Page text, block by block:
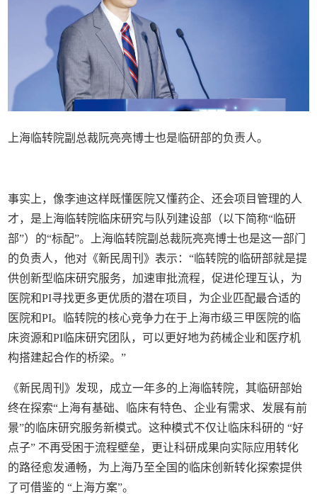
上海临转院副总裁阮亮亮博士也是临研部的负责人。
事实上，像李迪这样既懂医院又懂药企、还会项目管理的人
才，是上海临转院临床研究与队列建设部（以下简称“临研
部”）的“标配”。上海临转院副总裁阮亮亮博士也是这一部门
的负责人，他对《新民周刊》表示：“临转院的临研部就是提
供创新型临床研究服务，加速审批流程，促进伦理互认，为
医院和PI寻找更多更优质的潜在项目，为企业匹配最合适的
医院和PI。临转院的核心竞争力在于上海市级三甲医院的临
床资源和PI临床研究团队，可以更好地为药械企业和医疗机
构搭建起合作的桥梁。”
《新民周刊》发现，成立一年多的上海临转院，其临研部始
终在探索“上海有基础、临床有特色、企业有需求、发展有前
景”的临床研究服务新模式。这种模式不仅让临床科研的 “好
点子” 不再受困于流程壁垒，更让科研成果向实际应用转化
的路径愈发通畅，为上海乃至全国的临床创新转化探索提供
了可借鉴的 “上海方案”。